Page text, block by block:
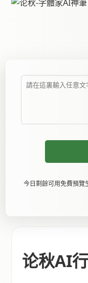
今日剩餘可用免費預覽
论秋AI